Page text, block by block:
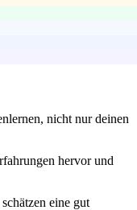
nicht nur deinen
hervor und
eine gut